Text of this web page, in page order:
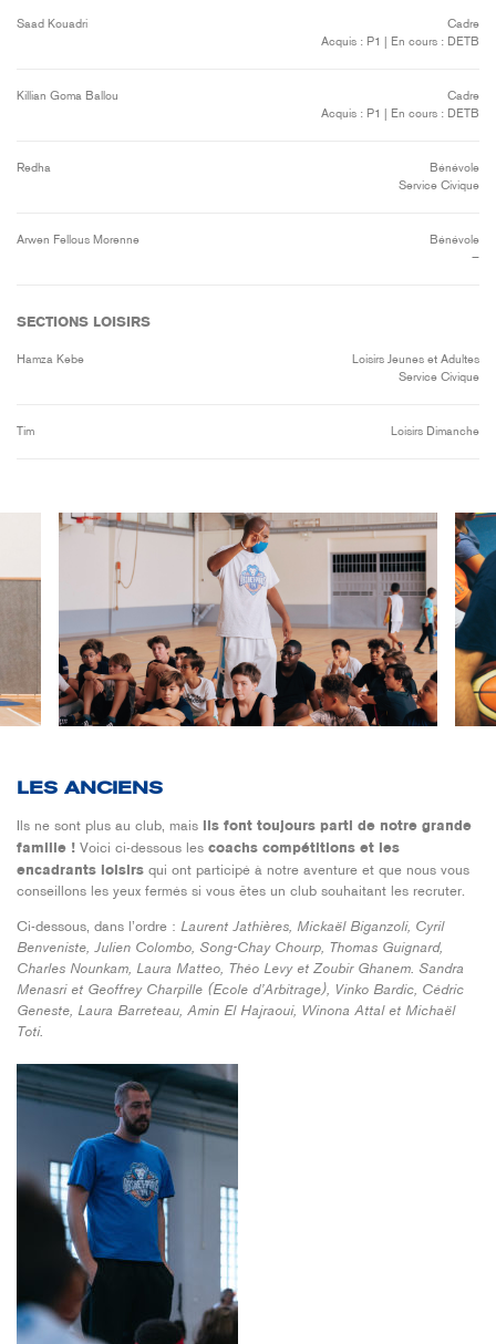
Saad Kouadri
Cadre
Acquis : P1 | En cours : DETB
Killian Goma Ballou
Cadre
Acquis : P1 | En cours : DETB
Redha
Bénévole
Service Civique
Arwen Fellous Morenne
Bénévole
—
SECTIONS LOISIRS
Hamza Kebe
Loisirs Jeunes et Adultes
Service Civique
Tim Loisirs Dimanche
LES ANCIENS
Ils ne sont plus au club, mais
ils font toujours parti de notre grande
famille ! Voici ci-dessous les coachs compétitions et les
encadrants loisirs qui ont participé à notre aventure et que nous vous
conseillons les yeux fermés si vous êtes un club souhaitant les recruter.
Ci-dessous, dans l’ordre : Laurent Jathières, Mickaël Biganzoli, Cyril
Benveniste, Julien Colombo, Song-Chay Chourp, Thomas Guignard,
Charles Nounkam, Laura Matteo, Théo Levy et Zoubir Ghanem. Sandra
Menasri et Geoffrey Charpille (Ecole d’Arbitrage), Vinko Bardic, Cédric
Geneste, Laura Barreteau, Amin El Hajraoui, Winona Attal et Michaël
Toti.